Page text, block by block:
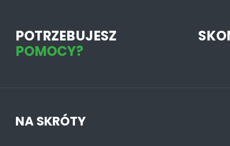
POTRZEBUJESZ
POMOCY?
NA SKRÓTY